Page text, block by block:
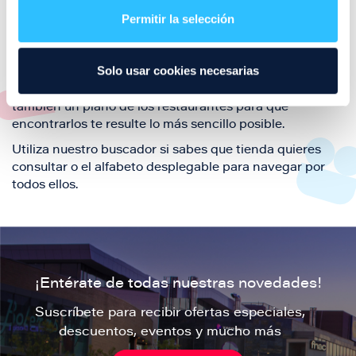
Permitir la selección
Solo usar cookies necesarias
también de nuestra oferta de ocio y shopping durante
podrás encontrar toda la información necesaria de
cada una de nuestras marcas. Sus datos de contacto y
también un plano de los restaurantes para que
encontrarlos te resulte lo más sencillo posible.
Utiliza nuestro buscador si sabes que tienda quieres
consultar o el alfabeto desplegable para navegar por
todos ellos.
¡Entérate de todas nuestras novedades!
Suscríbete para recibir ofertas especiales,
descuentos, eventos y mucho más